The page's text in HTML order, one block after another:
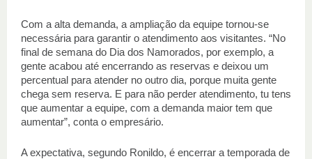
Com a alta demanda, a ampliação da equipe tornou-se
necessária para garantir o atendimento aos visitantes. “No
final de semana do Dia dos Namorados, por exemplo, a
gente acabou até encerrando as reservas e deixou um
percentual para atender no outro dia, porque muita gente
chega sem reserva. E para não perder atendimento, tu tens
que aumentar a equipe, com a demanda maior tem que
aumentar”, conta o empresário.
A expectativa, segundo Ronildo, é encerrar a temporada de